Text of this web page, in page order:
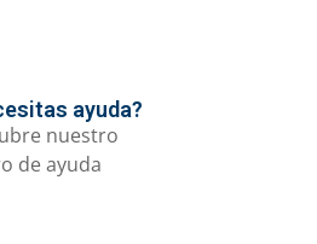
ayuda?
nuestro
de ayuda